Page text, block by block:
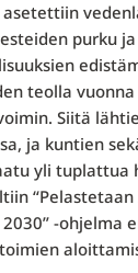
purku ja
teolla vuonna
Siitä
ja kuntien
yli tuplattua
-ohjelma